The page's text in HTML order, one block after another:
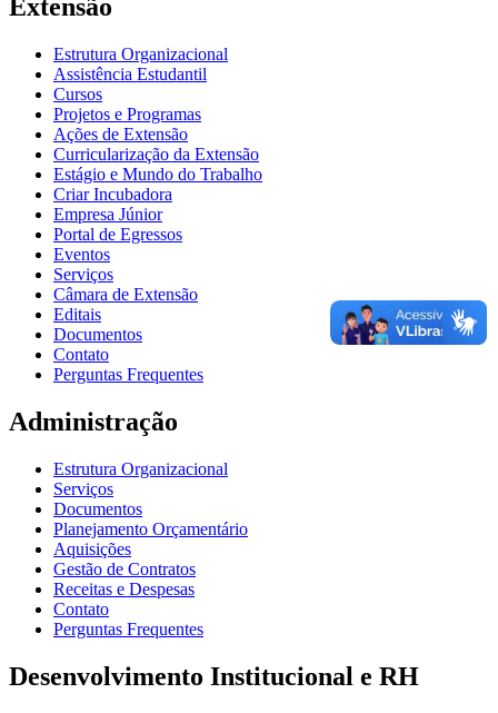
Extensão
Estrutura Organizacional
Assistência Estudantil
Cursos
Projetos e Programas
Ações de Extensão
Curricularização da Extensão
Estágio e Mundo do Trabalho
Criar Incubadora
Empresa Júnior
Portal de Egressos
Eventos
Serviços
Câmara de Extensão
Editais
Documentos
Contato
Perguntas Frequentes
Administração
Estrutura Organizacional
Serviços
Documentos
Planejamento Orçamentário
Aquisições
Gestão de Contratos
Receitas e Despesas
Contato
Perguntas Frequentes
Desenvolvimento Institucional e RH